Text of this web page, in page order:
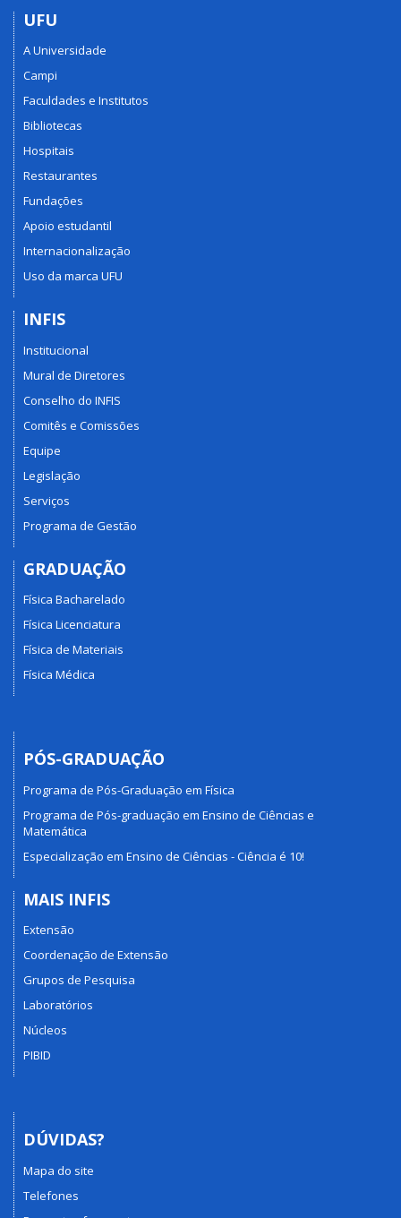
UFU
A Universidade
Campi
Faculdades e Institutos
Bibliotecas
Hospitais
Restaurantes
Fundações
Apoio estudantil
Internacionalização
Uso da marca UFU
INFIS
Institucional
Mural de Diretores
Conselho do INFIS
Comitês e Comissões
Equipe
Legislação
Serviços
Programa de Gestão
GRADUAÇÃO
Física Bacharelado
Física Licenciatura
Física de Materiais
Física Médica
PÓS-GRADUAÇÃO
Programa de Pós-Graduação em Física
Programa de Pós-graduação em Ensino de Ciências e
Matemática
Especialização em Ensino de Ciências - Ciência é 10!
MAIS INFIS
Extensão
Coordenação de Extensão
Grupos de Pesquisa
Laboratórios
Núcleos
PIBID
DÚVIDAS?
Mapa do site
Telefones